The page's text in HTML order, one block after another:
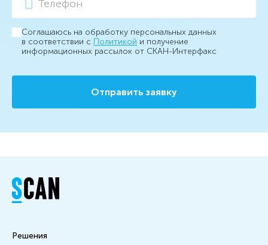
Соглашаюсь на обработку персональных данных
в соответствии с Политикой и получение
информационных рассылок от СКАН-Интерфакс
Отправить заявку
Решения